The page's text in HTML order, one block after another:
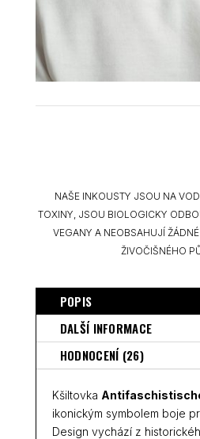
NAŠE INKOUSTY JSOU NA
TOXINY, JSOU BIOLOGICKY
VEGANY A NEOBSAHUJÍ
ŽIVOČIŠNÉHO
POPIS
DALŠÍ INFORMACE
HODNOCENÍ (26)
Kšiltovka
ikonickým symbolem boje
Design vychází z